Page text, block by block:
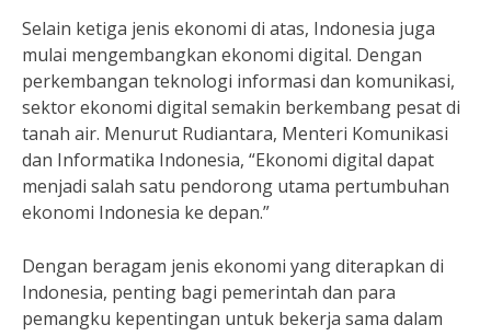
Selain ketiga jenis ekonomi di atas, Indonesia juga
mulai mengembangkan ekonomi digital. Dengan
perkembangan teknologi informasi dan komunikasi,
sektor ekonomi digital semakin berkembang pesat di
tanah air. Menurut Rudiantara, Menteri Komunikasi
dan Informatika Indonesia, “Ekonomi digital dapat
menjadi salah satu pendorong utama pertumbuhan
ekonomi Indonesia ke depan.”
Dengan beragam jenis ekonomi yang diterapkan di
Indonesia, penting bagi pemerintah dan para
pemangku kepentingan untuk bekerja sama dalam